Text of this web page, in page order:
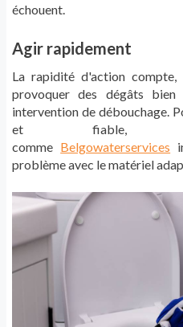
échouent.
Agir rapidement
La rapidité d'action
provoquer des dégâts bien
intervention de débouchage.
et fiable,
comme Belgowaterservices
problème avec le matériel